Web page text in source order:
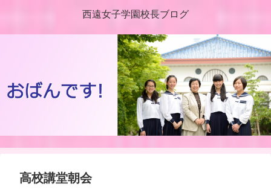
西遠女子学園校長ブログ
高校講堂朝会